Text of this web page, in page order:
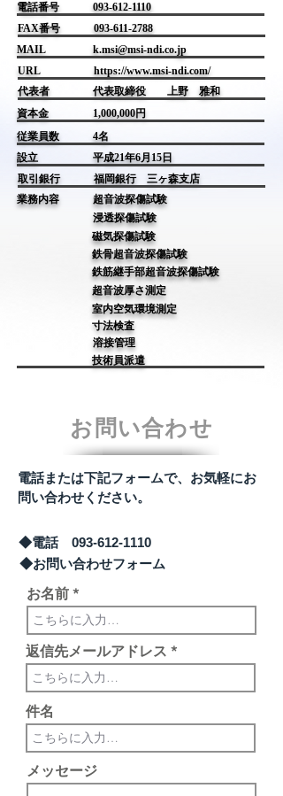
電話番号
093-612-1110
FAX番号
093-611-2788
MAIL
k.msi@msi-ndi.co.jp
URL
https://www.msi-ndi.com/
​代表者
代表取締役 上野 雅和
資本金
1,000,000円
従業員数
4名
設立
平成21年6月15日
取引銀行
福岡銀行 三ヶ森支店
業務内容
超音波探傷試験
浸透探傷試験
磁気探傷試験
鉄骨超音波探傷試験
鉄筋継手部超音波探傷試験
超音波厚さ測定
室内空気環境測定
寸法検査
溶接管理
技術員派遣
お問い合わせ
​電話または下記フォームで、お気軽にお
問い合わせください。
◆電話093-612-1110
◆お問い合わせフォーム
お名前
返信先メールアドレス
件名
メッセージ